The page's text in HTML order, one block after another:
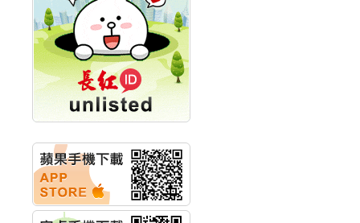
計畫
明緯企業:明緯永續科技
競賽 以電源驅動善的力
量
秀育企業:秀育SHO-U儲
能系統 獲國內首張CNS
認證
聯博投信:聯博00404A
華旭先進:代重要子公司
碩通散熱股份有限公司
公告董事會通過發言人
及代理發
華旭先進:代重要子公司